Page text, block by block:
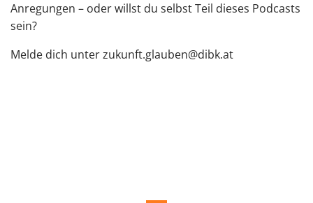
Anregungen – oder willst du selbst Teil dieses Podcasts
sein?
Melde dich unter zukunft.glauben@dibk.at